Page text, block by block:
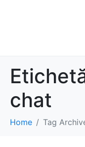
chat
Home Tag